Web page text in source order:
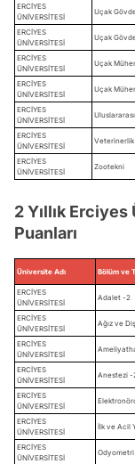
ERCİYES
ÜNİVERSİTESİ
Uçak
ERCİYES
ÜNİVERSİTESİ
Uçak
ERCİYES
ÜNİVERSİTESİ
Uçak
ERCİYES
ÜNİVERSİTESİ
Uçak
ERCİYES
ÜNİVERSİTESİ
ERCİYES
ÜNİVERSİTESİ
Veterinerlik
ERCİYES
ÜNİVERSİTESİ
Zootekni
2 Yıllık
Puanları
Üniversite Adı Bölüm ve
ERCİYES
ÜNİVERSİTESİ
Adalet -2
ERCİYES
ÜNİVERSİTESİ
Ağız ve
ERCİYES
ÜNİVERSİTESİ
ERCİYES
ÜNİVERSİTESİ
Anestezi -
ERCİYES
ÜNİVERSİTESİ
ERCİYES
ÜNİVERSİTESİ
İlk ve Acil
ERCİYES
ÜNİVERSİTESİ